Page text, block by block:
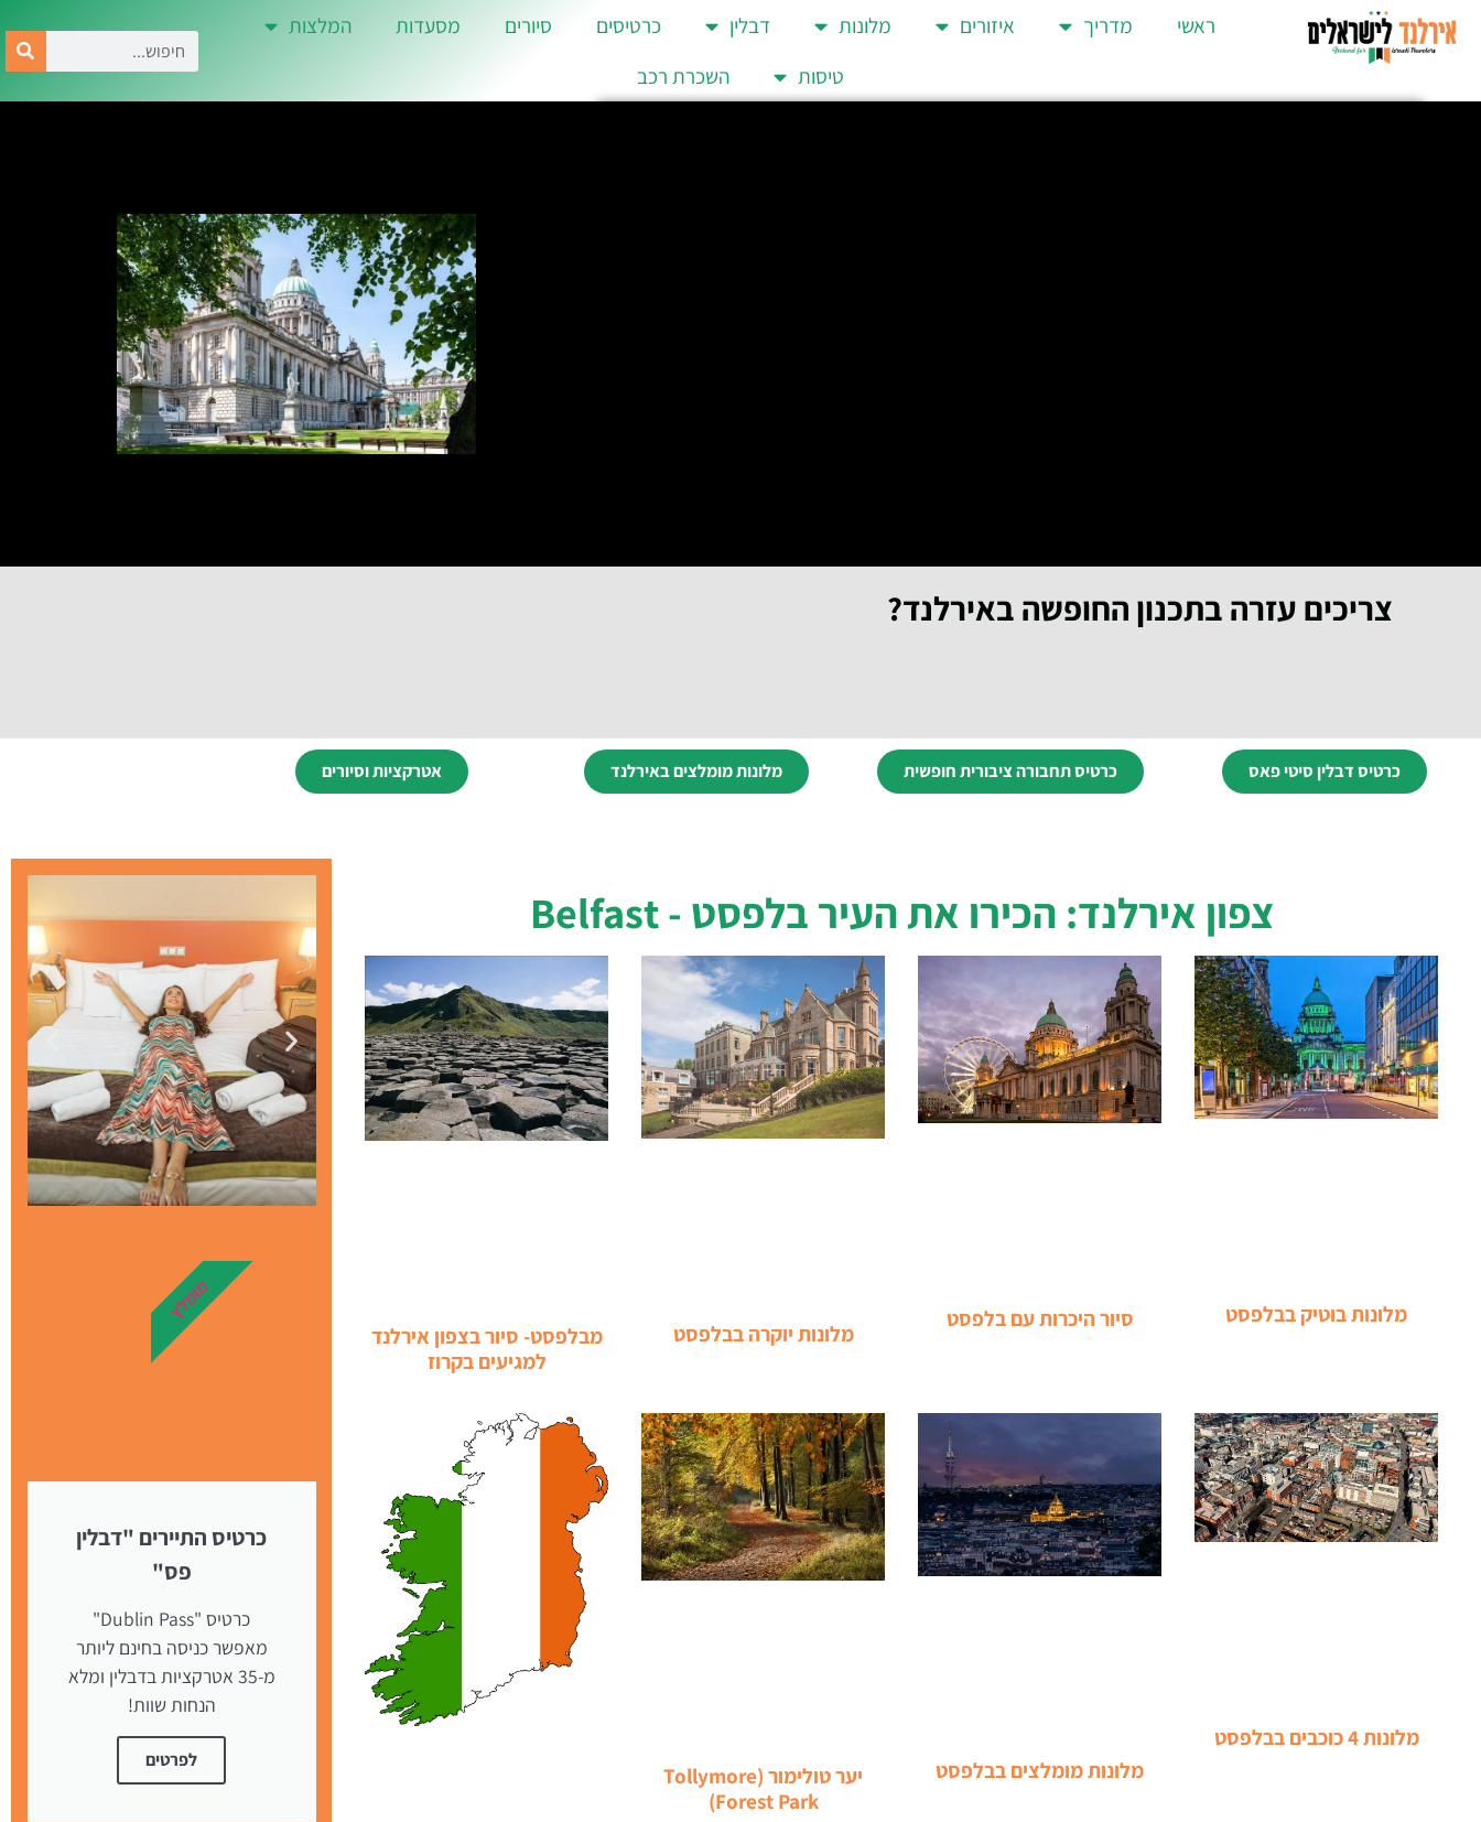
ראשי מדריך איזורים מלונות דבלין כרטיסים סיורים מסעדות
המלצות
טיסות
השכרת רכב
צריכים עזרה בתכנון החופשה באירלנד?
כרטיס דבלין סיטי פאס כרטיס תחבורה ציבורית חופשית מלונות מומלצים באירלנד אטרקציות וסיורים
צפון אירלנד: הכירו את העיר בלפסט - Belfast
מלונות בוטיק בבלפסט סיור היכרות עם בלפסט
מלונות יוקרה בבלפסט
מבלפסט- סיור בצפון אירלנד
למגיעים בקרוז
מלונות 4 כוכבים בבלפסט
מלונות מומלצים בבלפסט
יער טולימור (Tollymore
Forest Park)
מלונות
מציאת מלון
מומלץ?
כרטיס התיירים "דבלין
פס"
כרטיס "Dublin Pass"
מאפשר כניסה בחינם ליותר
מ-35 אטרקציות בדבלין ומלא
הנחות שוות!
לפרטים
מומלץ